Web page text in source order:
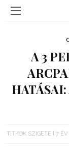
A 3
TITKOK SZIGETE 7